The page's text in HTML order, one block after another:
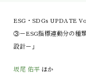
ESG・SDGs UPDATE
③－ESG指標連動分の種
設計－」
坂尾 佑平 ほか